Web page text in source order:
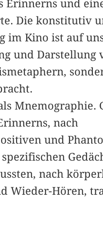
Erinnerns und
Die konstitutiv
im Kino ist auf
und Darstellung
Mnemographie.
nach
und
nach
Wieder-Hören,